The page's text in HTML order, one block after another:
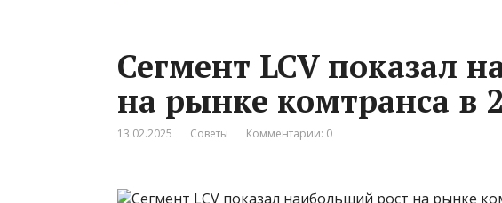
Сегмент LCV показал
на рынке комтранса в
13.02.2025 Советы Комментарии: 0